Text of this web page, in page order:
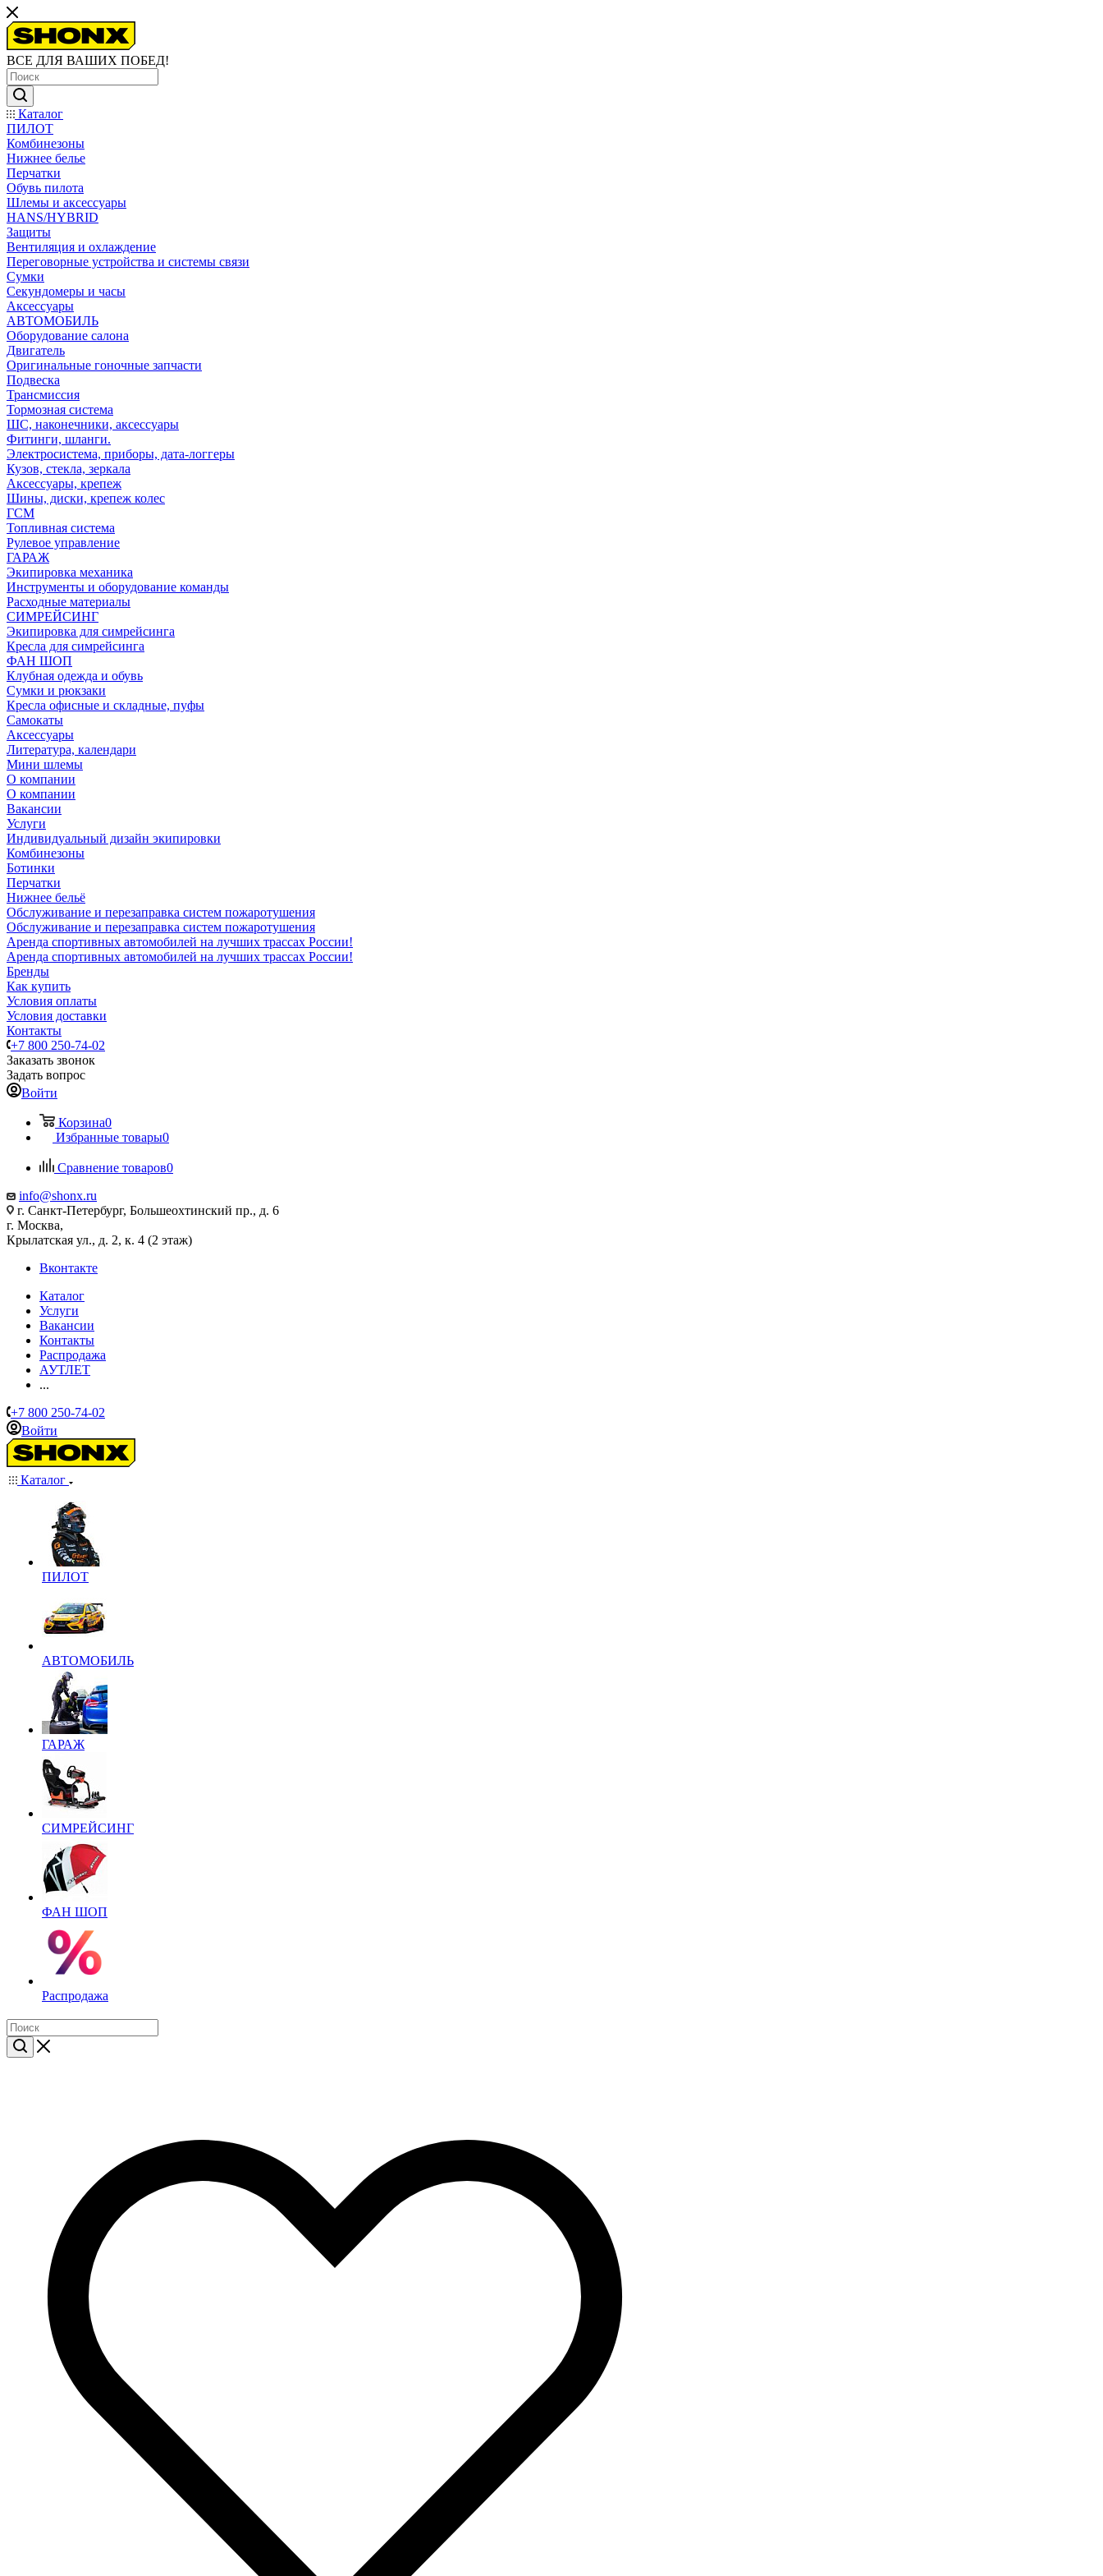
ВСЕ ДЛЯ ВАШИХ ПОБЕД!
Каталог
ПИЛОТ
Комбинезоны
Нижнее белье
Перчатки
Обувь пилота
Шлемы и аксессуары
HANS/HYBRID
Защиты
Вентиляция и охлаждение
Переговорные устройства и системы связи
Сумки
Секундомеры и часы
Аксессуары
АВТОМОБИЛЬ
Оборудование салона
Двигатель
Оригинальные гоночные запчасти
Подвеска
Трансмиссия
Тормозная система
ШС, наконечники, аксессуары
Фитинги, шланги.
Электросистема, приборы, дата-логгеры
Кузов, стекла, зеркала
Аксессуары, крепеж
Шины, диски, крепеж колес
ГСМ
Топливная система
Рулевое управление
ГАРАЖ
Экипировка механика
Инструменты и оборудование команды
Расходные материалы
СИМРЕЙСИНГ
Экипировка для симрейсинга
Кресла для симрейсинга
ФАН ШОП
Клубная одежда и обувь
Сумки и рюкзаки
Кресла офисные и складные, пуфы
Самокаты
Аксессуары
Литература, календари
Мини шлемы
О компании
О компании
Вакансии
Услуги
Индивидуальный дизайн экипировки
Комбинезоны
Ботинки
Перчатки
Нижнее бельё
Обслуживание и перезаправка систем пожаротушения
Обслуживание и перезаправка систем пожаротушения
Аренда спортивных автомобилей на лучших трассах России!
Аренда спортивных автомобилей на лучших трассах России!
Бренды
Как купить
Условия оплаты
Условия доставки
Контакты
+7 800 250-74-02
Заказать звонок
Задать вопрос
Войти
Корзина0
Избранные товары0
Сравнение товаров0
info@shonx.ru
г. Санкт-Петербург, Большеохтинский пр., д. 6
г. Москва,
Крылатская ул., д. 2, к. 4 (2 этаж)
Вконтакте
Каталог
Услуги
Вакансии
Контакты
Распродажа
АУТЛЕТ
...
+7 800 250-74-02
Войти
Каталог
ПИЛОТ
АВТОМОБИЛЬ
ГАРАЖ
СИМРЕЙСИНГ
ФАН ШОП
Распродажа